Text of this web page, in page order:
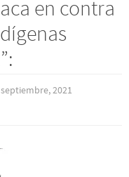
en contra
2021